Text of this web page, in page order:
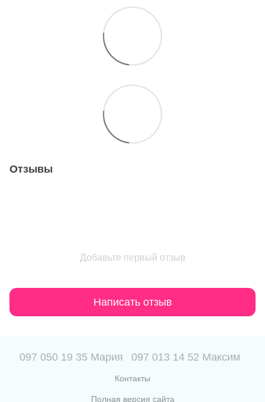
Отзывы
Добавьте первый отзыв
Написать отзыв
097 050 19 35 Мария 097 013 14 52 Максим
Контакты
Полная версия сайта